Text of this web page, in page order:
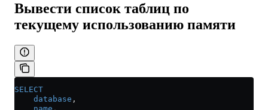
Вывести список таблиц по
текущему использованию памяти
SELECT
    database
,